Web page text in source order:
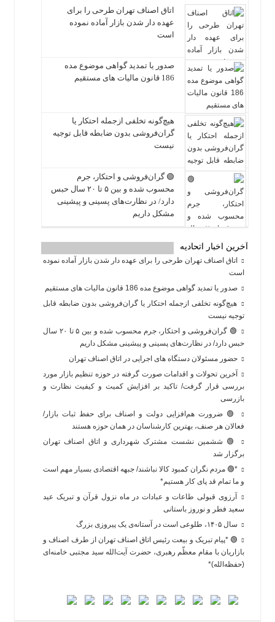
اتاق اصناف تهران طرحی را برای
عهده دار شدن بازار آماده نموده
است
صدور یا تمدید گواهی موضوع مده
186 قانون مالیات های مستقیم
هیچ‌گونه تخلفی ازجمله احتکار یا
گران‌فروشی بدون ضابطه قابل توجیه
نیست
🟢 گران‌فروشی و احتکار، جرم
محسوب شده و بین ۵ تا ۲۰ سال حبس
دارد/ در نظارت‌های پسینی و پیشینی
مشکل داریم
آخرین اخبار اتحادیه
اتاق اصناف تهران طرحی را برای عهده دار شدن بازار آماده نموده
است
صدور یا تمدید گواهی موضوع مده 186 قانون مالیات های مستقیم
هیچ‌گونه تخلفی ازجمله احتکار یا گران‌فروشی بدون ضابطه قابل
توجیه نیست
🟢 گران‌فروشی و احتکار، جرم محسوب شده و بین ۵ تا ۲۰ سال
حبس دارد/ در نظارت‌های پسینی و پیشینی مشکل داریم
حضور مسئولان دستگاه های اجرایی در اتاق اصناف تهران
آخرین تحولات و اقدامات صورت گرفته در حوزه تنظیم بازار مورد
بررسی قرار گرفت/ تاکید بر افزایش کمیت و کیفیت نظارت و
بازرسی
🟢 ضرورت هم‌افزایی دولت و اصناف برای حفظ ثبات بازار/
فعالان هر صنف، بهترین کارشناسان در همان حوزه هستند
🟢 ششمین نشست مشترک شهرداری و اتاق اصناف تهران
برگزار شد
*🟢 مردم نگران کمبود کالا نباشند/ جبهه اقتصادی بسیار مهم است
و ما تمام قد پای کار هستیم*
آرزوی قبولی طاعات و عبادات در ماه نزول قرآن و تبریک عید
سعید فطر و نوروز باستانی
سال ۱۴۰۵، طلوعی است در آستانه‌ی یک پیروزی بزرگ
🟢 *پیام تبریک و بیعت رئیس اتاق اصناف تهران از طرف اصناف و
بازاریان با مقام معظّم رهبری، حضرت آیت‌الله سید مجتبی خامنه‌ای
(حفظه‌الله)*